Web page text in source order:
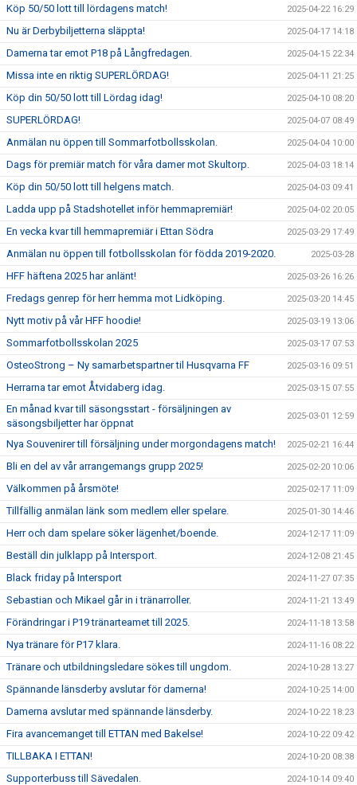
Köp 50/50 lott till lördagens match! 2025-04-22 16:29
Nu är Derbybiljetterna släppta! 2025-04-17 14:18
Damerna tar emot P18 på Långfredagen. 2025-04-15 22:34
Missa inte en riktig SUPERLÖRDAG! 2025-04-11 21:25
Köp din 50/50 lott till Lördag idag! 2025-04-10 08:20
SUPERLÖRDAG! 2025-04-07 08:49
Anmälan nu öppen till Sommarfotbollsskolan. 2025-04-04 10:00
Dags för premiär match för våra damer mot Skultorp. 2025-04-03 18:14
Köp din 50/50 lott till helgens match. 2025-04-03 09:41
Ladda upp på Stadshotellet inför hemmapremiär! 2025-04-02 20:05
En vecka kvar till hemmapremiär i Ettan Södra 2025-03-29 17:49
Anmälan nu öppen till fotbollsskolan för födda 2019-2020. 2025-03-28
HFF häftena 2025 har anlänt! 2025-03-26 16:26
Fredags genrep för herr hemma mot Lidköping. 2025-03-20 14:45
Nytt motiv på vår HFF hoodie! 2025-03-19 13:06
Sommarfotbollsskolan 2025 2025-03-17 07:53
OsteoStrong – Ny samarbetspartner til Husqvarna FF 2025-03-16 09:51
Herrarna tar emot Åtvidaberg idag. 2025-03-15 07:55
En månad kvar till säsongsstart - försäljningen av
säsongsbiljetter har öppnat
2025-03-01 12:59
Nya Souvenirer till försäljning under morgondagens match! 2025-02-21 16:44
Bli en del av vår arrangemangs grupp 2025! 2025-02-20 10:06
Välkommen på årsmöte! 2025-02-17 11:09
Tillfällig anmälan länk som medlem eller spelare. 2025-01-30 14:46
Herr och dam spelare söker lägenhet/boende. 2024-12-17 11:09
Beställ din julklapp på Intersport. 2024-12-08 21:45
Black friday på Intersport 2024-11-27 07:35
Sebastian och Mikael går in i tränarroller. 2024-11-21 13:49
Förändringar i P19 tränarteamet till 2025. 2024-11-18 13:58
Nya tränare för P17 klara. 2024-11-16 08:22
Tränare och utbildningsledare sökes till ungdom. 2024-10-28 13:27
Spännande länsderby avslutar för damerna! 2024-10-25 14:00
Damerna avslutar med spännande länsderby. 2024-10-22 18:23
Fira avancemanget till ETTAN med Bakelse! 2024-10-22 09:42
TILLBAKA I ETTAN! 2024-10-20 08:38
Supporterbuss till Sävedalen. 2024-10-14 09:40